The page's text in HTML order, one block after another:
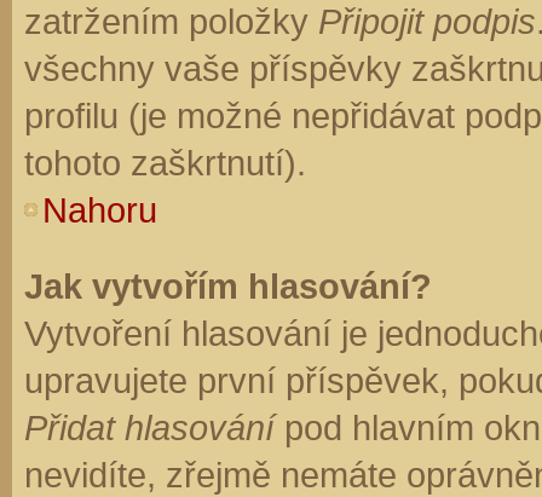
zatržením položky Připojit podpis
všechny vaše příspěvky
profilu (je možné nepřidávat
tohoto zaškrtnutí).
Nahoru
Jak vytvořím hlasování?
Vytvoření hlasování je
upravujete první příspěvek,
Přidat hlasovánípod hlavním
nevidíte, zřejmě nemáte